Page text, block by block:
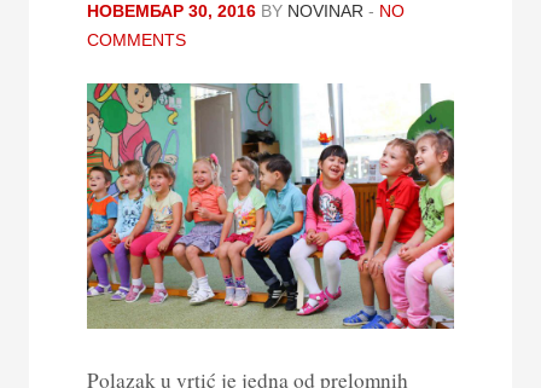
НОВЕМБАР 30, 2016 BY NOVINAR - NO
COMMENTS
Polazak u vrtić je jedna od prelomnih